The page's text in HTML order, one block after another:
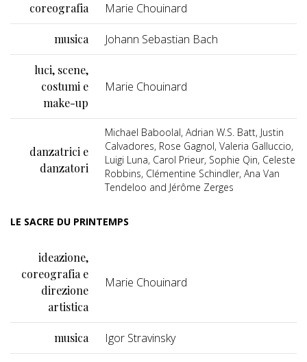
coreografia Marie Chouinard
musica Johann Sebastian Bach
luci, scene,
costumi e
make-up
Marie Chouinard
danzatrici e
danzatori
Michael Baboolal, Adrian W.S. Batt, Justin
Calvadores, Rose Gagnol, Valeria Galluccio,
Luigi Luna, Carol Prieur, Sophie Qin, Celeste
Robbins, Clémentine Schindler, Ana Van
Tendeloo and Jérôme Zerges
LE SACRE DU PRINTEMPS
ideazione,
coreografia e
direzione
artistica
Marie Chouinard
musica Igor Stravinsky